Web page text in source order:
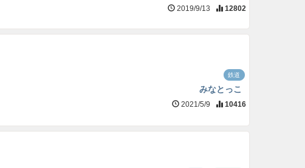
2019/9/13 12802
鉄道
みなとっこ
2021/5/9 10416